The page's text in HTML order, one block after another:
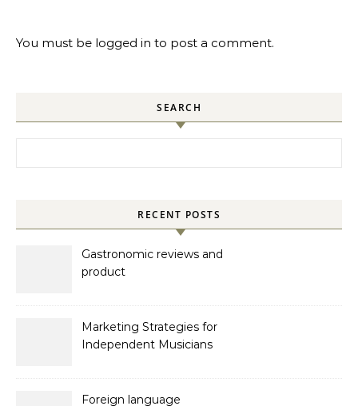
You must be logged in to post a comment.
SEARCH
RECENT POSTS
Gastronomic reviews and
product
Marketing Strategies for
Independent Musicians
Foreign language